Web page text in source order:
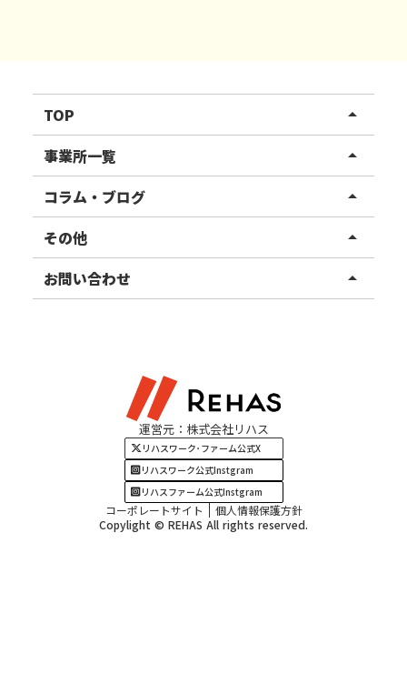
TOP arrow_drop_up
リハスワーク
リハスファーム
事業所一覧 arrow_drop_up
関東エリア
東北エリア
甲信越エリア
四国・九州エリア
コラム・ブログ arrow_drop_up
事業所ブログ
ご利用者様の声
その他 arrow_drop_up
お知らせ
お問い合わせ arrow_drop_up
運営元：株式会社リハス
リハスワーク･ファーム公式X
リハスワーク公式Instgram
リハスファーム公式Instgram
コーポレートサイト
個人情報保護方針
Copylight © REHAS All rights reserved.